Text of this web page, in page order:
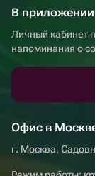
В
Личный кабинет
напоминания о
Офис в
г. Москва,